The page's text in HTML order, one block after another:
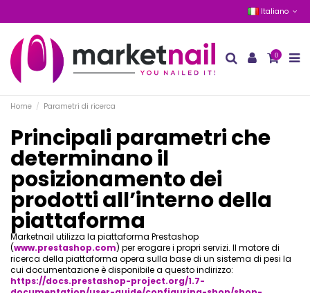
Italiano
0
Home Parametri di ricerca
Principali parametri che
determinano il
posizionamento dei
prodotti all’interno della
piattaforma
Marketnail utilizza la piattaforma Prestashop
(www.prestashop.com) per erogare i propri servizi. Il motore di
ricerca della piattaforma opera sulla base di un sistema di pesi la
cui documentazione è disponibile a questo indirizzo:
https://docs.prestashop-project.org/1.7-